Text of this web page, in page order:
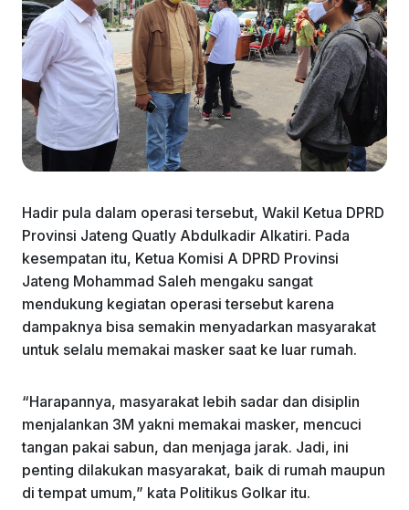
Hadir pula dalam operasi tersebut, Wakil Ketua DPRD
Provinsi Jateng Quatly Abdulkadir Alkatiri. Pada
kesempatan itu, Ketua Komisi A DPRD Provinsi
Jateng Mohammad Saleh mengaku sangat
mendukung kegiatan operasi tersebut karena
dampaknya bisa semakin menyadarkan masyarakat
untuk selalu memakai masker saat ke luar rumah.
“Harapannya, masyarakat lebih sadar dan disiplin
menjalankan 3M yakni memakai masker, mencuci
tangan pakai sabun, dan menjaga jarak. Jadi, ini
penting dilakukan masyarakat, baik di rumah maupun
di tempat umum,” kata Politikus Golkar itu.